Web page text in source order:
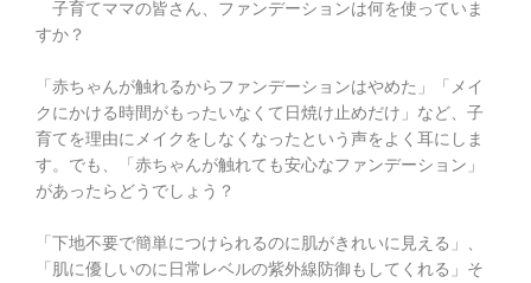
子育てママの皆さん、ファンデーションは何を使っていま
すか？
「赤ちゃんが触れるからファンデーションはやめた」「メイ
クにかける時間がもったいなくて日焼け止めだけ」など、子
育てを理由にメイクをしなくなったという声をよく耳にしま
す。でも、「赤ちゃんが触れても安心なファンデーション」
があったらどうでしょう？
「下地不要で簡単につけられるのに肌がきれいに見える」、
「肌に優しいのに日常レベルの紫外線防御もしてくれる」そ